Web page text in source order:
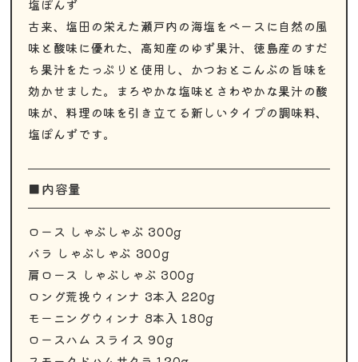
塩ぽんず
古来、塩田の栄えた瀬戸内の海塩をベースに自然の風
味と酸味に優れた、高知産のゆず果汁、徳島産のすだ
ち果汁をたっぷりと使用し、かつおとこんぶの旨味を
効かせました。まろやかな塩味とさわやかな果汁の酸
味が、料理の味を引き立てる新しいタイプの調味料、
塩ぽんずです。
■内容量
ロース しゃぶしゃぶ 300g
バラ しゃぶしゃぶ 300g
肩ロース しゃぶしゃぶ 300g
ロング荒挽ウィンナ 3本入 220g
モーニングウィンナ 8本入 180g
ロースハム スライス 90g